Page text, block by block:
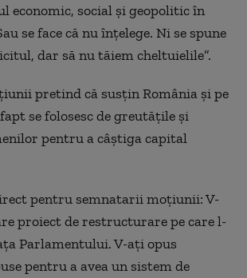
economic, social şi geopolitic în
se face că nu înţelege. Ni se spune
dar să nu tăiem cheltuielile”.
pretind că susţin România şi pe
se folosesc de greutăţile şi
pentru a câştiga capital
pentru semnatarii moţiunii: V-
proiect de restructurare pe care l-
Parlamentului. V-aţi opus
pentru a avea un sistem de